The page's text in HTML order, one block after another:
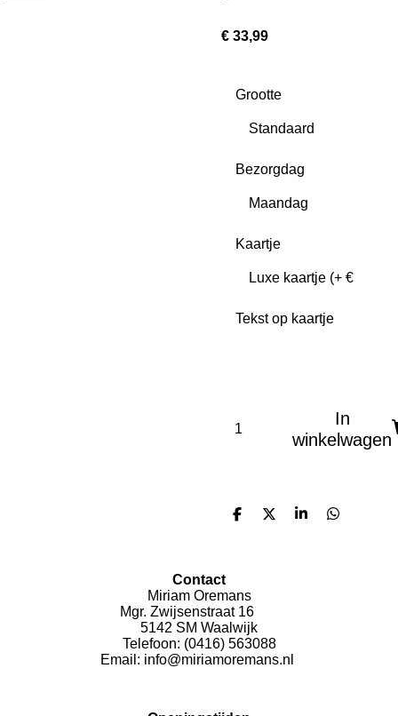
€ 33,99
Grootte
Bezorgdag
Kaartje
Tekst op kaartje
In
winkelwagen
D
D
S
D
Contact
Miriam Oremans
Mgr. Zwijsenstraat 16
5142 SM Waalwijk
Telefoon: (0416) 563088
Email: info@miriamoremans.nl